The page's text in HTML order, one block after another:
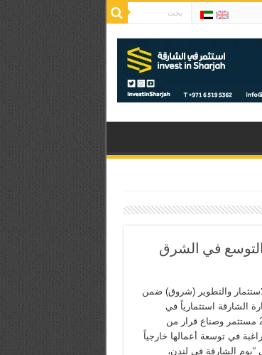
والتوسع في الشرق
والتطوير (شروق) ضمن
الشارقة استثمارياً في
استقطاب أكثر من 200 مستثمر وصناع قرار من
في توسعة أعمالها خارجياً
“يوم الشارقة في لندن،